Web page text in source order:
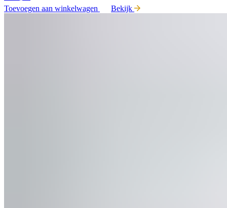
Toevoegen aan winkelwagen
Bekijk